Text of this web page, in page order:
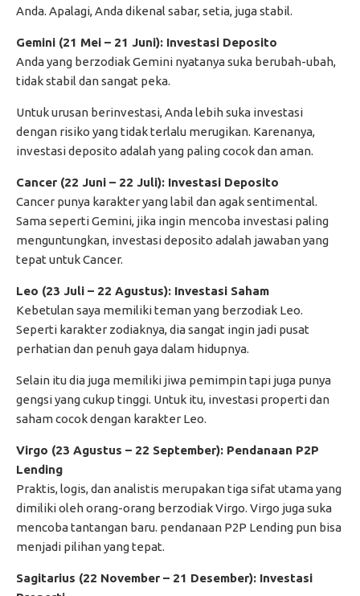
Anda. Apalagi, Anda dikenal sabar, setia, juga stabil.
Gemini (21 Mei – 21 Juni): Investasi Deposito
Anda yang berzodiak Gemini nyatanya suka berubah-ubah,
tidak stabil dan sangat peka.
Untuk urusan berinvestasi, Anda lebih suka investasi
dengan risiko yang tidak terlalu merugikan. Karenanya,
investasi deposito adalah yang paling cocok dan aman.
Cancer (22 Juni – 22 Juli): Investasi Deposito
Cancer punya karakter yang labil dan agak sentimental.
Sama seperti Gemini, jika ingin mencoba investasi paling
menguntungkan, investasi deposito adalah jawaban yang
tepat untuk Cancer.
Leo (23 Juli – 22 Agustus): Investasi Saham
Kebetulan saya memiliki teman yang berzodiak Leo.
Seperti karakter zodiaknya, dia sangat ingin jadi pusat
perhatian dan penuh gaya dalam hidupnya.
Selain itu dia juga memiliki jiwa pemimpin tapi juga punya
gengsi yang cukup tinggi. Untuk itu, investasi properti dan
saham cocok dengan karakter Leo.
Virgo (23 Agustus – 22 September): Pendanaan P2P
Lending
Praktis, logis, dan analistis merupakan tiga sifat utama yang
dimiliki oleh orang-orang berzodiak Virgo. Virgo juga suka
mencoba tantangan baru. pendanaan P2P Lending pun bisa
menjadi pilihan yang tepat.
Sagitarius (22 November – 21 Desember): Investasi